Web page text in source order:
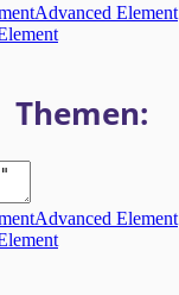
Advanced Element
Themen:
Advanced Element